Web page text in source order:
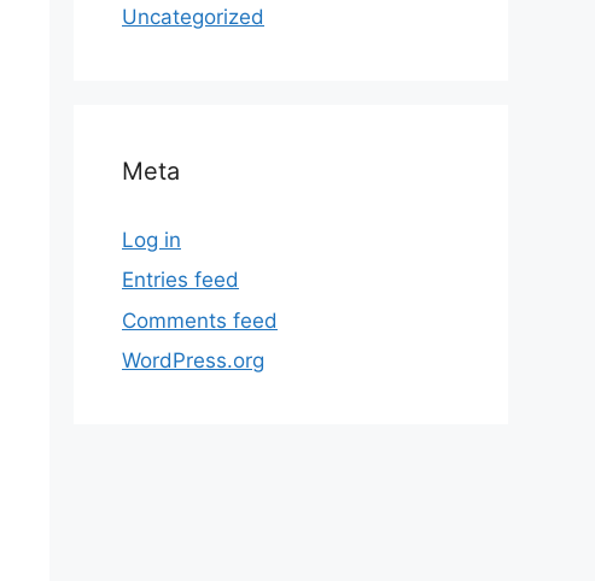
Uncategorized
Meta
Log in
Entries feed
Comments feed
WordPress.org